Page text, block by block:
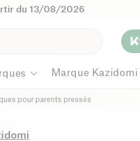
du 13/08/2026
Marque Kazidomi
pour parents pressés